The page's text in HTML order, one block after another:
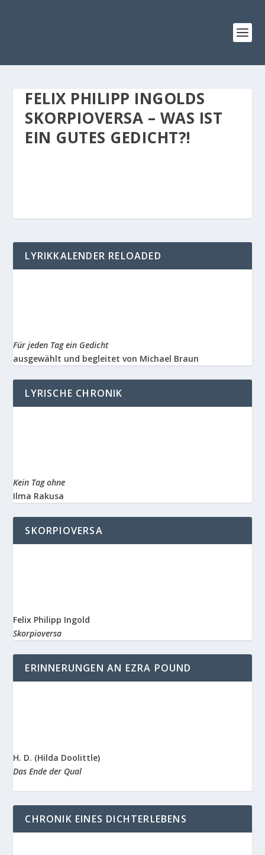
FELIX PHILIPP INGOLDS
SKORPIOVERSA – WAS IST
EIN GUTES GEDICHT?!
LYRIKKALENDER RELOADED
Für jeden Tag ein Gedicht
ausgewählt und begleitet von Michael Braun
LYRISCHE CHRONIK
Kein Tag ohne
Ilma Rakusa
SKORPIOVERSA
Felix Philipp Ingold
Skorpioversa
ERINNERUNGEN AN EZRA POUND
H. D. (Hilda Doolittle)
Das Ende der Qual
CHRONIK EINES DICHTERLEBENS